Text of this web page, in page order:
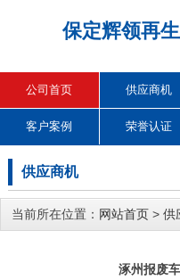
保定辉领再
公司首页 供应商机
客户案例 荣誉认证
供应商机
当前所在位置： 网站首页 > 供
涿州报废